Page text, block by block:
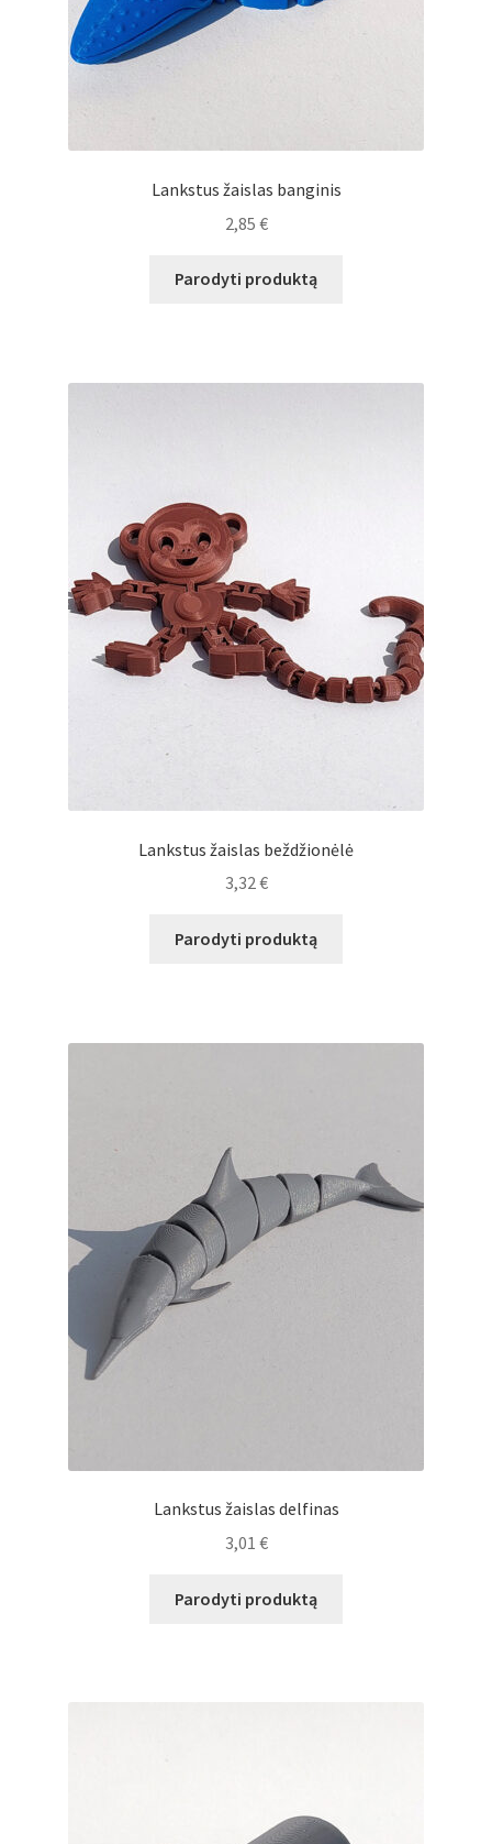
Lankstus žaislas banginis
2,85 €
Parodyti produktą
Lankstus žaislas beždžionėlė
3,32€
Parodyti produktą
Lankstus žaislas delfinas
3,01 €
Parodyti produktą